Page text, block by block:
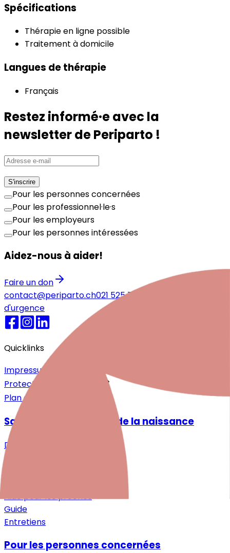
Spécifications
Thérapie en ligne possible
Traitement à domicile
Langues de thérapie
Français
Restez informé·e avec la
newsletter de Periparto !
S'inscrire
Pour les personnes concernées
Pour les professionnel·le·s
Pour les employeurs
Pour les personnes intéressées
Aidez-nous à aider!
Faire un don
contact@periparto.ch021 525 77 51
d'urgence
Quicklinks
Impressum
Protection des données
Plan du site
Santé mentale autour de la naissance
Désir d'enfant
Grossesse
Aide pour les proches
Guide
Entretiens
Pour les personnes concernées